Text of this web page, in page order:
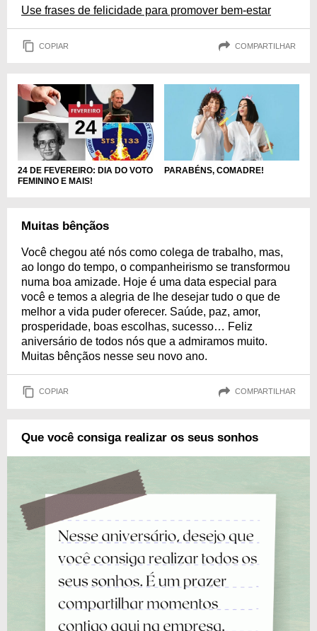
Use frases de felicidade para promover bem-estar
COPIAR COMPARTILHAR
24 DE FEVEREIRO: DIA DO VOTO
FEMININO E MAIS!
PARABÉNS, COMADRE!
Muitas bênçãos
Você chegou até nós como colega de trabalho, mas,
ao longo do tempo, o companheirismo se transformou
numa boa amizade. Hoje é uma data especial para
você e temos a alegria de lhe desejar tudo o que de
melhor a vida puder oferecer. Saúde, paz, amor,
prosperidade, boas escolhas, sucesso… Feliz
aniversário de todos nós que a admiramos muito.
Muitas bênçãos nesse seu novo ano.
COPIAR COMPARTILHAR
Que você consiga realizar os seus sonhos